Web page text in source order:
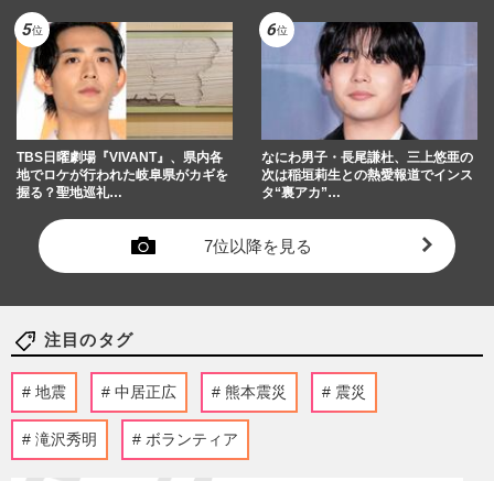
TBS日曜劇場『VIVANT』、県内各
地でロケが行われた岐阜県がカギを
握る？聖地巡礼…
なにわ男子・長尾謙杜、三上悠亜の
次は稲垣莉生との熱愛報道でインス
タ“裏アカ”…
7位以降を見る
注目のタグ
地震 中居正広 熊本震災 震災
滝沢秀明 ボランティア